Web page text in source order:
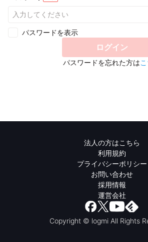
パスワードを表示
ログイン
パスワードを忘れた方は
法人の方はこちら
利用規約
プライバシーポリシー
お問い合わせ
採用情報
運営会社
Copyright © logmi All Rights